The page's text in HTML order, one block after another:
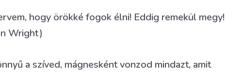
hogy örökké fogok élni! Eddig remekül megy!
Wright)
a szíved, mágnesként vonzod mindazt, amit